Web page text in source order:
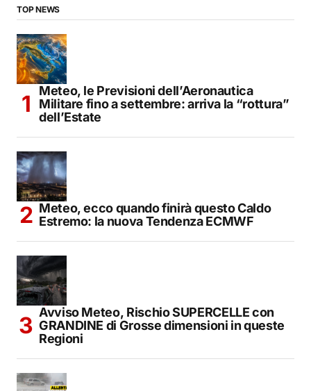
TOP NEWS
Meteo, le Previsioni dell’Aeronautica
Militare fino a settembre: arriva la “rottura”
dell’Estate
Meteo, ecco quando finirà questo Caldo
Estremo: la nuova Tendenza ECMWF
Avviso Meteo, Rischio SUPERCELLE con
GRANDINE di Grosse dimensioni in queste
Regioni